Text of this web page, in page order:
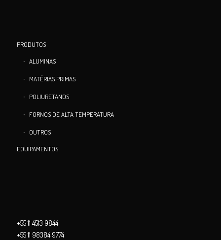
PRODUTOS
ALUMINAS
MATÉRIAS PRIMAS
POLIURETANOS
FORNOS DE ALTA TEMPERATURA
OUTROS
EQUIPAMENTOS
+55 11 4513 9844
+55 11 98384 9774